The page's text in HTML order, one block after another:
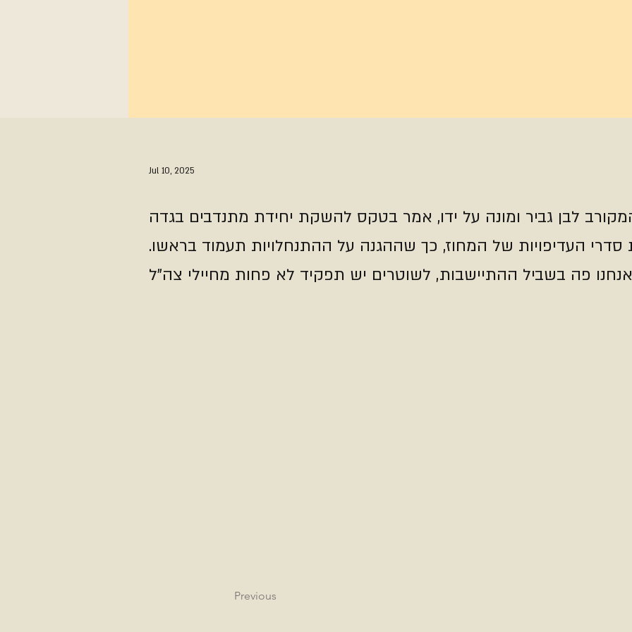
Jul 10, 2025
לבן גביר ומונה על ידו, אמר בטקס להשקת יחידת מתנדבים בגדה
העדיפויות של המחוז, כך שההגנה על ההתנחלויות תעמוד בראשו.
Previous